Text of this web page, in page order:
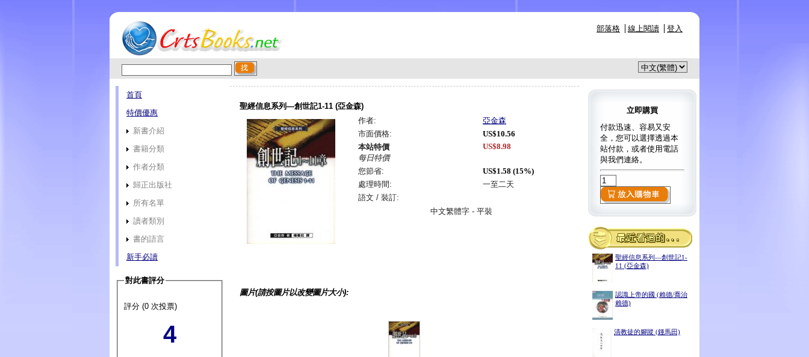
部落格 線上閱讀 登入
首頁
特價優惠
新書介紹
書籍分類
作者分類
歸正出版社
所有名單
讀者類別
書的語言
新手必讀
對此書評分
評分 (0 次投票)
4
立即購買
付款迅速、容易又安
全，您可以選擇透過本
站付款，或者使用電話
與我們連絡。
聖經信息系列—創世記1-
11 (亞金森)
認識上帝的國 (賴德/喬治
賴德)
清教徒的腳蹤 (鍾馬田)
聖經信息系列—創世記1-11 (亞金森)
作者:
亞金森
市面價格:
US$10.56
本站特價
每日特價
US$8.98
您節省:
US$1.58 (15%)
處理時間:
一至二天
語文 / 裝訂:
中文繁體字 - 平裝
圖片(請按圖片以改變圖片大小):